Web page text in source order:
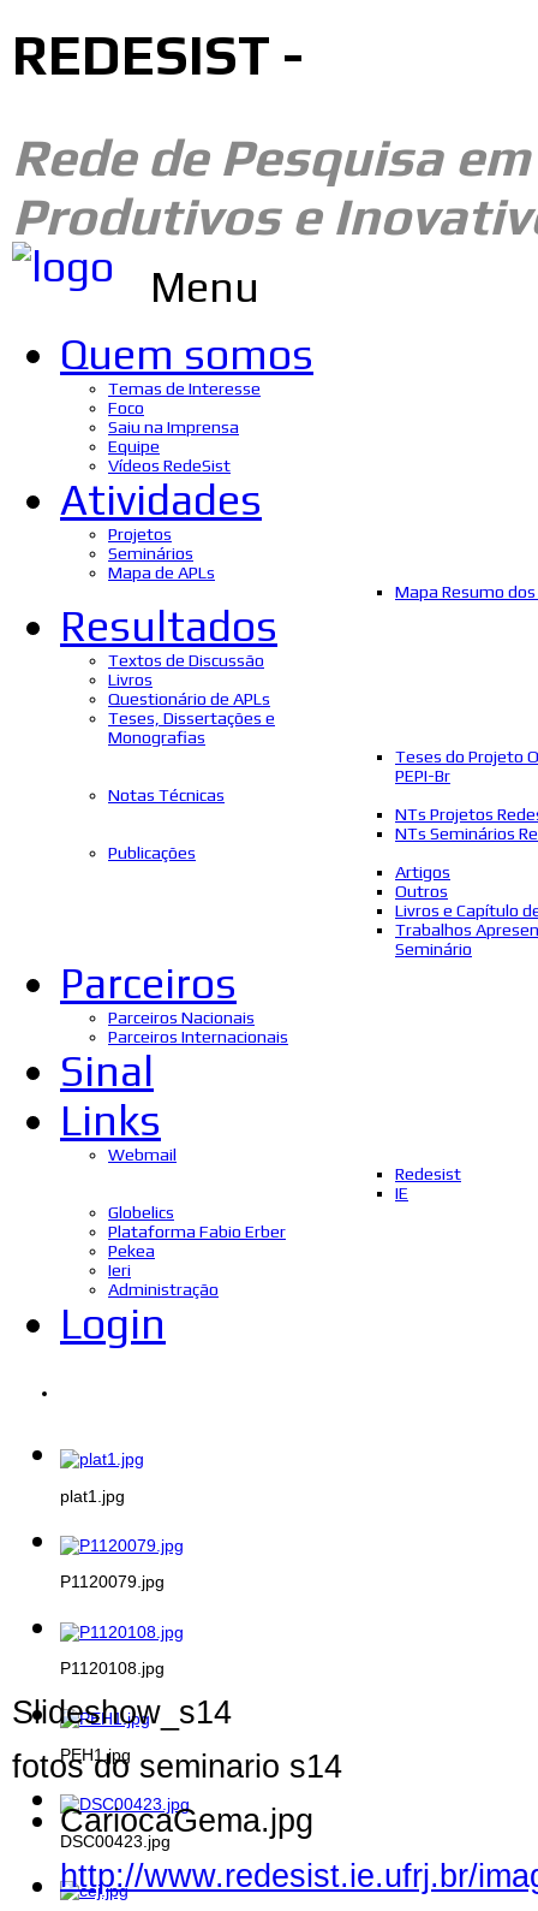
REDESIST -
Rede de Pesquisa
Produtivos e
Menu
Quem somos
Temas de Interesse
Foco
Saiu na Imprensa
Equipe
Vídeos RedeSist
Atividades
Projetos
Seminários
Mapa de APLs
Mapa Resumo dos
Resultados
Textos de Discussão
Livros
Questionário de APLs
Teses, Dissertações e
Monografias
Teses do Projeto
PEPI-Br
Notas Técnicas
NTs Projetos
NTs Seminários
Publicações
Artigos
Outros
Livros e Capítulo
Trabalhos
Seminário
Parceiros
Parceiros Nacionais
Parceiros Internacionais
Sinal
Links
Webmail
Redesist
IE
Globelics
Plataforma Fabio Erber
Pekea
Ieri
Administração
Login
plat1.jpg
P1120079.jpg
P1120108.jpg
PEH1.jpg
DSC00423.jpg
Slideshow_s14
fotos do seminario s14
CariocaGema.jpg
http://www.redesist.ie.ufrj.br/